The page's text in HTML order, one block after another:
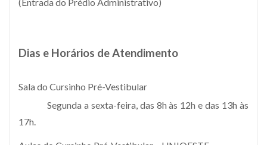
Dias e Horários de Atendimento
Sala do Cursinho Pré-Vestibular
Segunda a sexta-feira, das 8h às 12h e das 13h às
17h.